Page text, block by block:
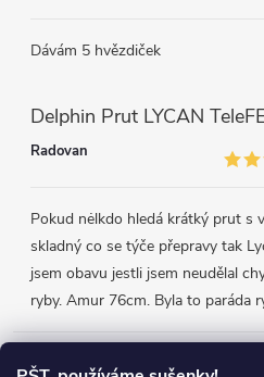
Dávám 5 hvězdiček
Radovan
Pokud nėlkdo hledá krátký prut s
skladný co se týče přepravy tak
jsem obavu jestli jsem neudělal
ryby. Amur 76cm. Byla to paráda
Přijímáme online platby